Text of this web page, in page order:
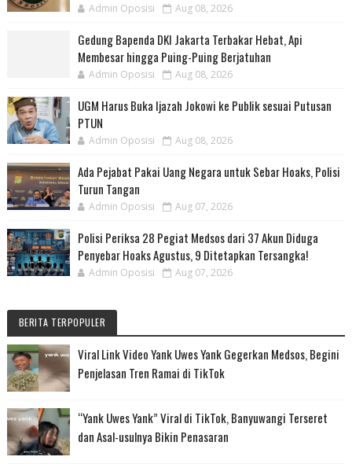
Admin Oposisi Aug 08, 2026
Gedung Bapenda DKI Jakarta Terbakar Hebat, Api
Membesar hingga Puing-Puing Berjatuhan
Admin Oposisi Aug 08, 2026
UGM Harus Buka Ijazah Jokowi ke Publik sesuai Putusan
PTUN
Admin Oposisi Aug 08, 2026
Ada Pejabat Pakai Uang Negara untuk Sebar Hoaks, Polisi
Turun Tangan
Admin Oposisi Aug 07, 2026
Polisi Periksa 28 Pegiat Medsos dari 37 Akun Diduga
Penyebar Hoaks Agustus, 9 Ditetapkan Tersangka!
Admin Oposisi Aug 07, 2026
BERITA TERPOPULER
Viral Link Video Yank Uwes Yank Gegerkan Medsos, Begini
Penjelasan Tren Ramai di TikTok
“Yank Uwes Yank” Viral di TikTok, Banyuwangi Terseret
dan Asal-usulnya Bikin Penasaran